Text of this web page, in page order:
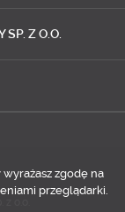
SP. Z O.O.
zgodę na
przeglądarki.